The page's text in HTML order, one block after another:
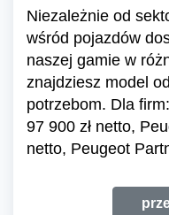
Niezależnie od
wśród pojazdów
naszej gamie w
znajdziesz model
potrzebom. Dla
97 900 zł netto,
netto, Peugeot